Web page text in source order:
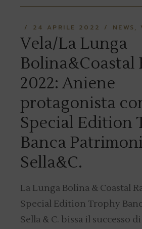
24 APRILE 2022 NEWS
Vela/La Lunga
Bolina&Coastal
2022: Aniene
protagonista
Special Edition
Banca Patrimoni
Sella&C.
La Lunga Bolina & Coastal
Special Edition Trophy
Sella & C. bissa il successo di